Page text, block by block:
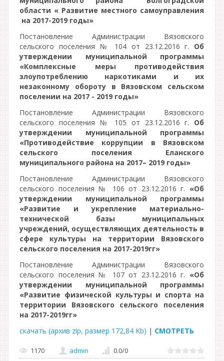
области « Развитие местного самоуправления
на 2017-2019 годы»
Постановление Администрации Вязовского
сельского поселения № 104 от 23.12.2016 г. Об
утверждении муниципальной программы
«Комплексные меры противодействия
злоупотреблению наркотиками и их
незаконному обороту в Вязовском сельском
поселении на 2017 - 2019 годы»
Постановление Администрации Вязовского
сельского поселения № 105 от 23.12.2016 г. Об
утверждении муниципальной программы
«Противодействие коррупции в Вязовском
сельского поселения Еланского
муниципального района на 2017– 2019 годы»
Постановление Администрации Вязовского
сельского поселения № 106 от 23.12.2016 г. «Об
утверждении муниципальной программы
«Развитие и укрепление материально-
технической базы муниципальных
учреждений, осуществляющих деятельность в
сфере культуры на территории Вязовского
сельского поселения на 2017-2019гг»
Постановление Администрации Вязовского
сельского поселения № 107 от 23.12.2016 г. «Об
утверждении муниципальной программы
«Развитие физической культуры и спорта на
территории Вязовского сельского поселения
на 2017-2019гг»
скачать (архив zip, размер 172,84 Kb) | СМОТРЕТЬ
1170 admin 0.0/0